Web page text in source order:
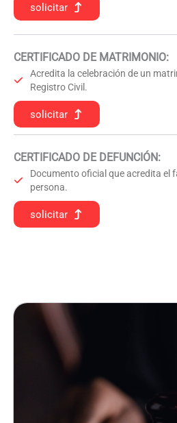
solicitar
CERTIFICADO DE MATRIMONIO:
Acredita la celebración de un
Registro Civil.
solicitar
CERTIFICADO DE DEFUNCIÓN:
Documento oficial que acredita el
persona.
solicitar